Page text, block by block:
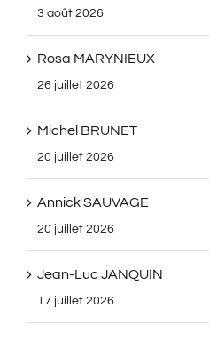
3 août 2026
Rosa MARYNIEUX
26 juillet 2026
Michel BRUNET
20 juillet 2026
Annick SAUVAGE
20 juillet 2026
Jean-Luc JANQUIN
17 juillet 2026